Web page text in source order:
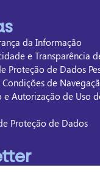
da Informação
e Transparência
Proteção de Dados
Condições de
e Autorização de Uso
Proteção de Dados